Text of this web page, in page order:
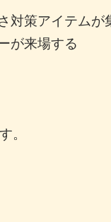
策アイテムが
が来場する
。